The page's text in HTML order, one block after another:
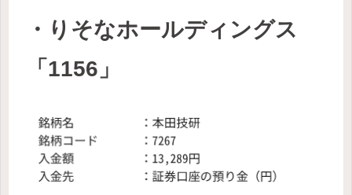
・りそなホールディングス
「1156」